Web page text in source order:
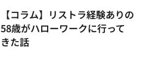
【コラム】リストラ経験ありの
58歳がハローワークに行って
きた話